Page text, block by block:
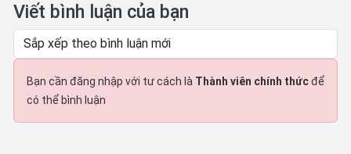
Viết bình luận của bạn
Bạn cần đăng nhập với tư cách là Thành viên chính thứcđể
có thể bình luận